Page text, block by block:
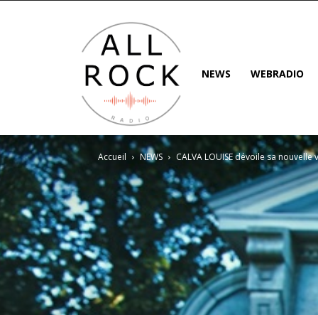
NEWS WEBRADIO
Accueil NEWS CALVA LOUISE dévoile sa